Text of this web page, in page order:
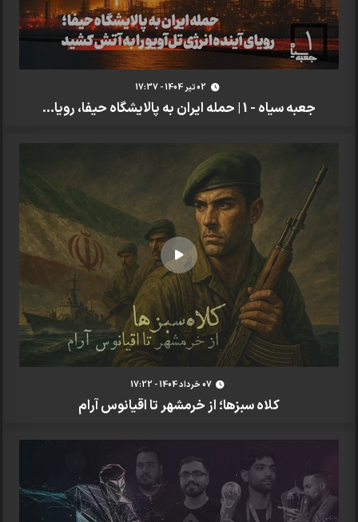
02 تير 1404 - 17:37
جعبه سیاه - 1 | حمله ایران به پالایشگاه حیفا، رویا...
07 خرداد 1404 - 17:22
کلاه سبزها؛ از خرمشهر تا اقیانوس آرام